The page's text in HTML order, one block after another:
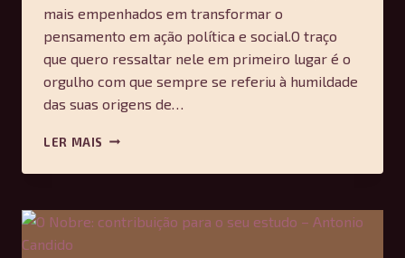
mais empenhados em transformar o
pensamento em ação política e social.O traço
que quero ressaltar nele em primeiro lugar é o
orgulho com que sempre se referiu à humildade
das suas origens de…
LER MAIS FLORESTAN
O
–
ANTONIO